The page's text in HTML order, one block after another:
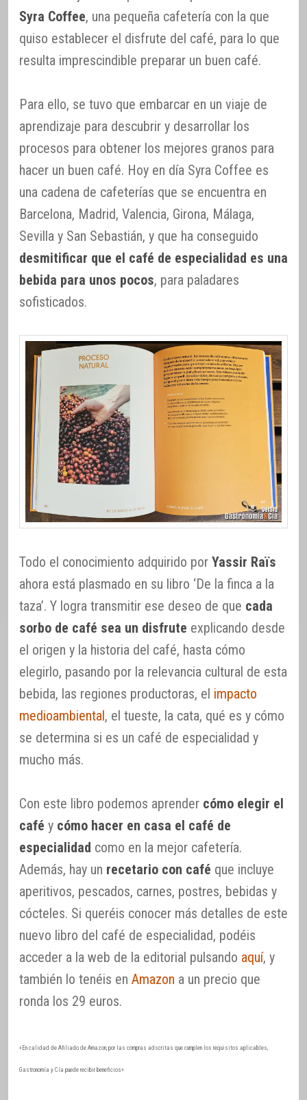
Syra Coffee, una pequeña cafetería con la que
quiso establecer el disfrute del café, para lo que
resulta imprescindible preparar un buen café.
Para ello, se tuvo que embarcar en un viaje de
aprendizaje para descubrir y desarrollar los
procesos para obtener los mejores granos para
hacer un buen café. Hoy en día Syra Coffee es
una cadena de cafeterías que se encuentra en
Barcelona, Madrid, Valencia, Girona, Málaga,
Sevilla y San Sebastián, y que ha conseguido
desmitificar que el café de especialidad es una
bebida para unos pocos, para paladares
sofisticados.
Todo el conocimiento adquirido por Yassir Raïs
ahora está plasmado en su libro ‘De la finca a la
taza’. Y logra transmitir ese deseo de que cada
sorbo de café sea un disfrute explicando desde
el origen y la historia del café, hasta cómo
elegirlo, pasando por la relevancia cultural de esta
bebida, las regiones productoras, el impacto
medioambiental, el tueste, la cata, qué es y cómo
se determina si es un café de especialidad y
mucho más.
Con este libro podemos aprender cómo elegir el
café y cómo hacer en casa el café de
especialidad como en la mejor cafetería.
Además, hay un recetario con café que incluye
aperitivos, pescados, carnes, postres, bebidas y
cócteles. Si queréis conocer más detalles de este
nuevo libro del café de especialidad, podéis
acceder a la web de la editorial pulsando aquí, y
también lo tenéis en Amazon a un precio que
ronda los 29 euros.
«En calidad de Afiliado de Amazon, por las compras adscritas que cumplen los requisitos aplicables,
Gastronomía y Cía puede recibir beneficios»